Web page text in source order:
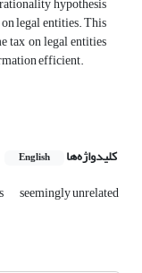
legal entities. This
tax on legal entities
efficient.
کلیدواژه‌ها English
seemingly unrelated